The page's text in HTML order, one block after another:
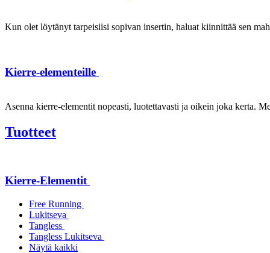
Kun olet löytänyt tarpeisiisi sopivan insertin, haluat kiinnittää sen
Kierre-elementeille
Asenna kierre-elementit nopeasti, luotettavasti ja oikein joka kerta.
Tuotteet
Kierre-Elementit
Free Running
Lukitseva
Tangless
Tangless Lukitseva
Näytä kaikki